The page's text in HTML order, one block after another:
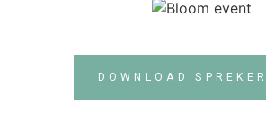
DOWNLOAD